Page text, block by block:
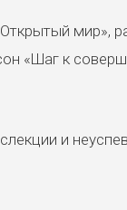
мир»,
«Шаг к
и